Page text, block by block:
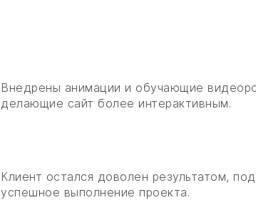
Внедрены анимации и обучающие
делающие сайт более интерактивным.
Клиент остался доволен результатом,
успешное выполнение проекта.